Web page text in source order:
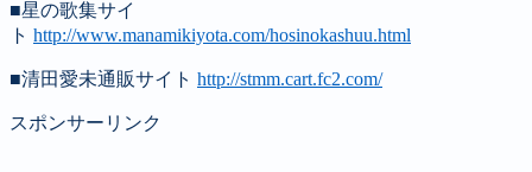
■星の歌集サイ
ト http://www.manamikiyota.com/hosinokashuu.html
■清田愛未通販サイト http://stmm.cart.fc2.com/
スポンサーリンク